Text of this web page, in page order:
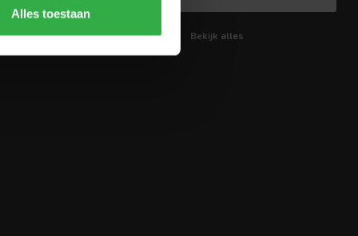
Alles toestaan
Bekijk alles